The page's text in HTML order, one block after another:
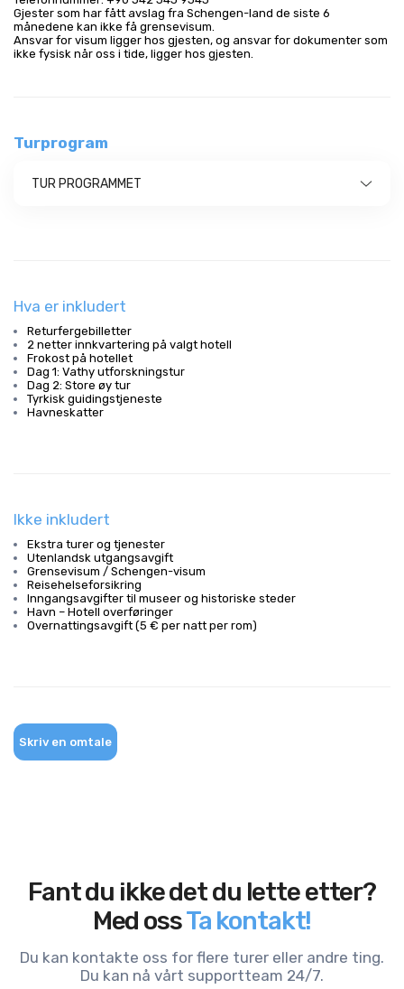
Gjester som har fått avslag fra Schengen-land de siste 6
månedene kan ikke få grensevisum.
Ansvar for visum ligger hos gjesten, og ansvar for dokumenter som
ikke fysisk når oss i tide, ligger hos gjesten.
Turprogram
TUR PROGRAMMET
Hva er inkludert
Returfergebilletter
2 netter innkvartering på valgt hotell
Frokost på hotellet
Dag 1: Vathy utforskningstur
Dag 2: Store øy tur
Tyrkisk guidingstjeneste
Havneskatter
Ikke inkludert
Ekstra turer og tjenester
Utenlandsk utgangsavgift
Grensevisum / Schengen-visum
Reisehelseforsikring
Inngangsavgifter til museer og historiske steder
Havn – Hotell overføringer
Overnattingsavgift (5 € per natt per rom)
Skriv en omtale
Fant du ikke det du lette etter?
Med ossTa kontakt!
Du kan kontakte oss for flere turer eller andre ting.
Du kan nå vårt supportteam 24/7.